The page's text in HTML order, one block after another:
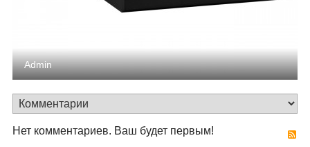
Admin
Нет комментариев. Ваш будет первым!